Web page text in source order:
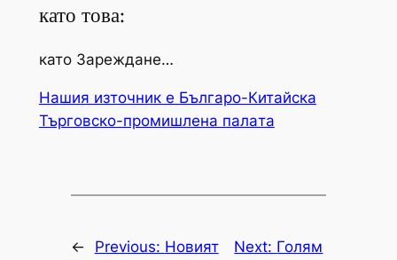
като това:
като Зареждане…
Нашия източник е Българо-Китайска
Търговско-промишлена палaта
← Previous: Новият
Next: Голям